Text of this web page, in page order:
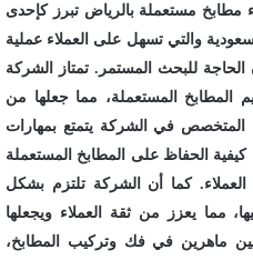
مستعملة بالرياض تبرز كإحدى
والتي تسهل على العملاء عملية
الحاجة للبحث المستمر. تمتاز الشركة
المطابخ المستعملة، مما جعلها من
المتخصص في الشركة يتمتع بمهارات
كيفية الحفاظ على المطابخ المستعملة
كما أن الشركة تلتزم بشكل
مما يعزز من ثقة العملاء ويجعلها
ماهرين في فك وتركيب المطابخ،